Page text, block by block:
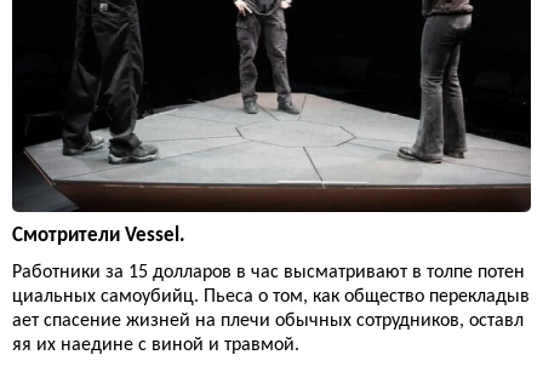
Смотрители Vessel.
Работники за 15 долларов в час высматривают в толпе потен
циальных самоубийц. Пьеса о том, как общество перекладыв
ает спасение жизней на плечи обычных сотрудников, оставл
яя их наедине с виной и травмой.